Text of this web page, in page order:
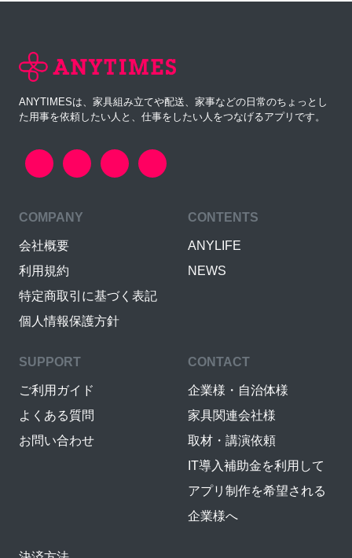
ANYTIMESは、家具組み立てや配送、家事などの日常のちょっとし
た用事を依頼したい人と、仕事をしたい人をつなげるアプリです。
COMPANY
会社概要
利用規約
特定商取引に基づく表記
個人情報保護方針
CONTENTS
ANYLIFE
NEWS
SUPPORT
ご利用ガイド
よくある質問
お問い合わせ
CONTACT
企業様・自治体様
家具関連会社様
取材・講演依頼
IT導入補助金を利用して
アプリ制作を希望される
企業様へ